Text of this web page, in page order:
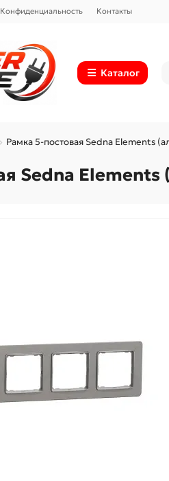
Конфиденциальность Контакты
Каталог
Рамка 5-постовая Sedna Elements
Sedna